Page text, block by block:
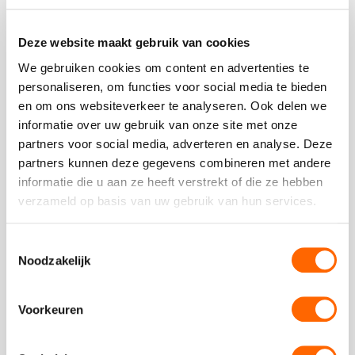
Deze website maakt gebruik van cookies
We gebruiken cookies om content en advertenties te
personaliseren, om functies voor social media te bieden
en om ons websiteverkeer te analyseren. Ook delen we
informatie over uw gebruik van onze site met onze
partners voor social media, adverteren en analyse. Deze
partners kunnen deze gegevens combineren met andere
informatie die u aan ze heeft verstrekt of die ze hebben
verzameld op basis van uw gebruik van hun services.
Noodzakelijk
Voorkeuren
Beoordeling van onze klanten
Vorige
slide
Inspectie Leefomgeving en
Transport
Herken de Mol
invulling van de activiteit.
kreeg
- Joop Flux | Inspectie Leefomgeving en Transport